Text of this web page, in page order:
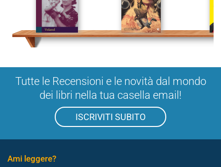
Tutte le Recensioni e le novità dal mondo
dei libri nella tua casella email!
ISCRIVITI SUBITO
Ami leggere?